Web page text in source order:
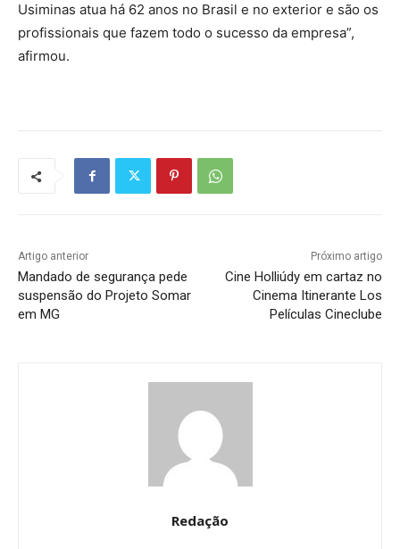
Usiminas atua há 62 anos no Brasil e no exterior e são os
profissionais que fazem todo o sucesso da empresa”,
afirmou.
Artigo anterior
Mandado de segurança pede
suspensão do Projeto Somar
em MG
Próximo artigo
Cine Holliúdy em cartaz no
Cinema Itinerante Los
Películas Cineclube
Redação